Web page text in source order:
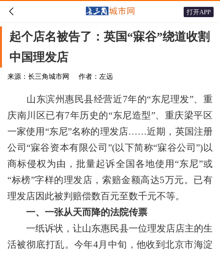
 打开APP
起个店名被告了：英国“寐谷”绕道收割
中国理发店
来源：长三角城市网 作者：左远
山东滨州惠民县经营近7年的“东尼理发”、重
庆南川区已有7年历史的“东尼造型”、重庆梁平区
一家使用“东尼”名称的理发店……近期，英国注册
公司“寐谷资本有限公司”(以下简称“寐谷公司”)以
商标侵权为由，批量起诉全国各地使用“东尼”或
“标榜”字样的理发店，索赔金额高达5万元。已有
理发店因此被判赔偿数百元至数千元不等。
一、一张从天而降的法院传票
一纸诉状，让山东惠民县一位理发店店主的生
活被彻底打乱。今年4月中旬，他收到北京市海淀